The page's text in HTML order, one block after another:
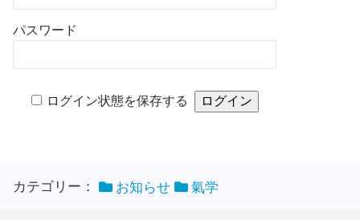
パスワード
ログイン状態を保存する
カテゴリー： お知らせ 氣学